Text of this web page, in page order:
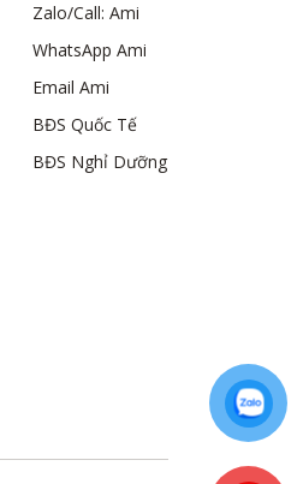
Zalo/Call: Ami
WhatsApp Ami
Email Ami
BĐS Quốc Tế
BĐS Nghỉ Dưỡng